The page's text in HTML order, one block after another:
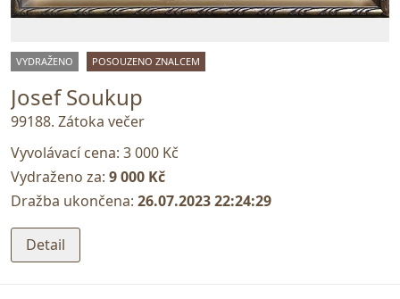
VYDRAŽENO POSOUZENO ZNALCEM
Josef Soukup
99188. Zátoka večer
Vyvolávací cena: 3 000 Kč
Vydraženo za: 9 000 Kč
Dražba ukončena: 26.07.2023 22:24:29
Detail